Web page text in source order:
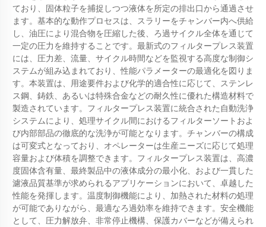
ており、固体粒子を捕捉しつつ液体を所定の排出口から通過させ
ます。基本的な動作プロセスは、スラリーをチャンバー内へ供給
し、油圧により混合物を圧縮した後、ろ過サイクル全体を通じて
一定の圧力を維持することです。最新式のフィルタープレス装置
には、圧力差、流量、サイクル時間などを監視する高度な制御シ
ステムが組み込まれており、性能パラメーターの最適化を図りま
す。本装置は、用途要件および化学的適合性に応じて、ステンレ
ス鋼、鋳鉄、あるいは特殊合金などの耐久性に優れた構造材料で
製造されています。フィルタープレス装置に統合された自動洗浄
システムにより、処理サイクル間におけるフィルターソートおよ
び内部部品の徹底的な洗浄が可能となります。チャンバーの構成
は可変式となっており、オペレーターは生産ニーズに応じて処理
容量および体積を調整できます。フィルタープレス装置は、高濃
度固体含有量、最終製品中の液体成分の最小化、および一貫した
濾液品質基準が求められるアプリケーションにおいて、卓越した
性能を発揮します。温度制御機能により、加熱された材料の処理
が可能でありながら、最適なろ過効率を維持できます。安全機能
として、圧力解放弁、非常停止機構、保護カバーなどが備えられ